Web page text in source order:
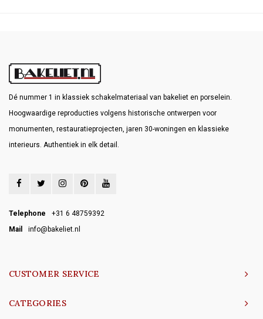
Dé nummer 1 in klassiek schakelmateriaal van bakeliet en porselein.
Hoogwaardige reproducties volgens historische ontwerpen voor
monumenten, restauratieprojecten, jaren 30-woningen en klassieke
interieurs. Authentiek in elk detail.
Telephone
+31 6 48759392
Mail
info@bakeliet.nl
CUSTOMER SERVICE
CATEGORIES